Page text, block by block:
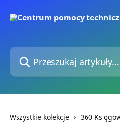
Przeszukaj artykuły...
Wszystkie kolekcje 360